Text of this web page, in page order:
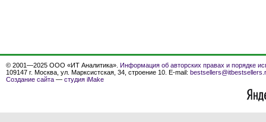
© 2001—2025 ООО «ИТ Аналитика». Информация об авторских правах и порядке
109147 г. Москва, ул. Марксистская, 34, строение 10. E-mail:
Создание сайта — студия iMake